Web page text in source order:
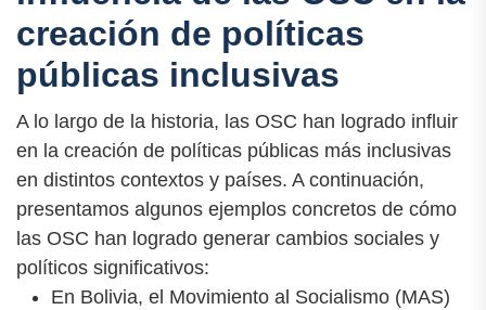
creación de políticas
públicas inclusivas
A lo largo de la historia, las OSC han logrado influir
en la creación de políticas públicas más inclusivas
en distintos contextos y países. A continuación,
presentamos algunos ejemplos concretos de cómo
las OSC han logrado generar cambios sociales y
políticos significativos:
En Bolivia, el Movimiento al Socialismo (MAS)